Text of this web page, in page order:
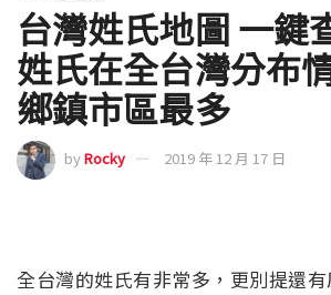
台灣姓氏地圖 一鍵
姓氏在全台灣分布
鄉鎮市區最多
byRocky 2019 年 12 月 17 日
全台灣的姓氏有非常多，更別提還